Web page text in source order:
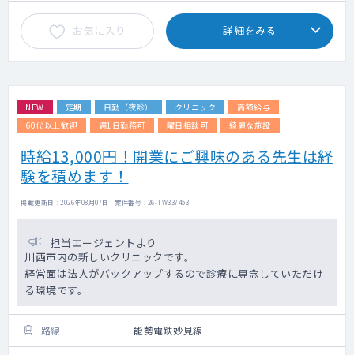
お気に入り 詳細をみる
NEW 定期 日勤（夜診） クリニック
高額給与
60代以上歓迎
週1日勤務可 曜日相談可 綺麗な施設
時給13,000円！開業にご興味のある先生は経
験を積めます！
掲載更新日 : 2026年08月07日 案件番号 : 26-TW337453
担当エージェントより
川西市内の新しいクリニックです。
経営面は法人がバックアップするので診療に専念していただけ
る環境です。
路線 能勢電鉄妙見線